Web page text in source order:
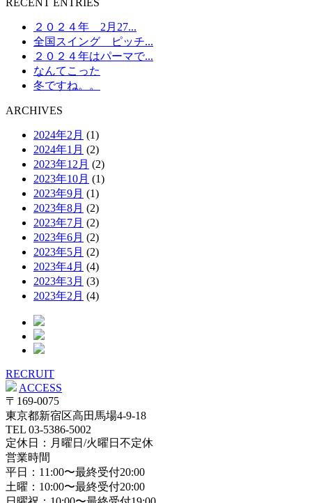
RECENT ENTRIES
２０２４年 2月27...
全国スイング ピッチ...
２０２４年はパーマで...
なんてこった
冬ですね。。
ARCHIVES
2024年2月 (1)
2024年1月 (2)
2023年12月 (2)
2023年10月 (1)
2023年9月 (1)
2023年8月 (2)
2023年7月 (2)
2023年6月 (2)
2023年5月 (2)
2023年4月 (4)
2023年3月 (3)
2023年2月 (4)
RECRUIT
ACCESS
〒169-0075
東京都新宿区高田馬場4-9-18
TEL 03-5386-5002
定休日：月曜日/火曜日不定休
営業時間
平日：11:00〜最終受付20:00
土曜：10:00〜最終受付20:00